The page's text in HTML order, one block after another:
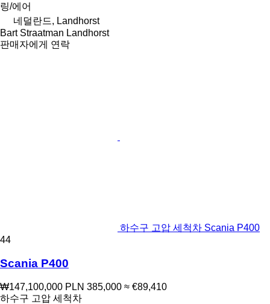
링/에어
네덜란드, Landhorst
Bart Straatman Landhorst
판매자에게 연락
하수구 고압 세척차 Scania P400
44
Scania P400
₩147,100,000 PLN 385,000 ≈ €89,410
하수구 고압 세척차